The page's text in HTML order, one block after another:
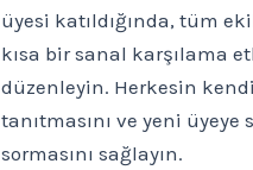
üyesi katıldığında, tüm
kısa bir sanal karşılama
düzenleyin. Herkesin
tanıtmasını ve yeni üyeye
sormasını sağlayın.